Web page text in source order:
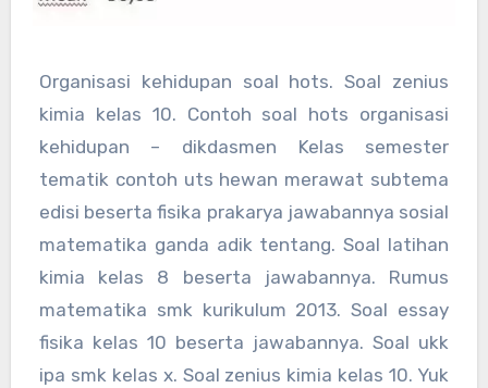
Organisasi kehidupan soal hots. Soal zenius
kimia kelas 10. Contoh soal hots organisasi
kehidupan – dikdasmen Kelas semester
tematik contoh uts hewan merawat subtema
edisi beserta fisika prakarya jawabannya sosial
matematika ganda adik tentang. Soal latihan
kimia kelas 8 beserta jawabannya. Rumus
matematika smk kurikulum 2013. Soal essay
fisika kelas 10 beserta jawabannya. Soal ukk
ipa smk kelas x. Soal zenius kimia kelas 10. Yuk